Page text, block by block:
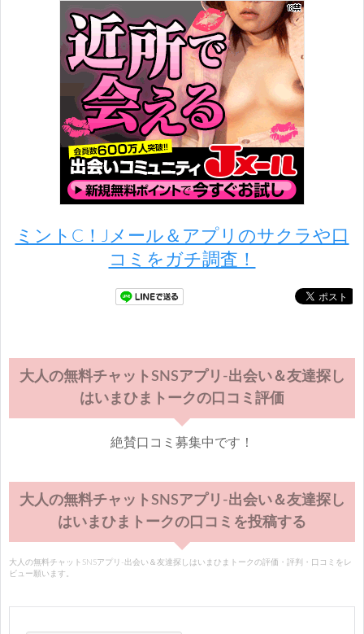
ミントC！Jメール＆アプリのサクラや口
コミをガチ調査！
大人の無料チャットSNSアプリ-出会い＆友達探し
はいまひまトークの口コミ評価
絶賛口コミ募集中です！
大人の無料チャットSNSアプリ-出会い＆友達探し
はいまひまトークの口コミを投稿する
大人の無料チャットSNSアプリ-出会い＆友達探しはいまひまトークの評価・評判・口コミをレ
ビュー願います。